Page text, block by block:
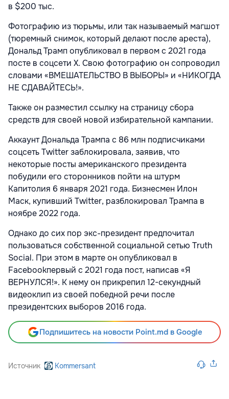
в $200 тыс.
Фотографию из тюрьмы, или так называемый магшот
(тюремный снимок, который делают после ареста),
Дональд Трамп опубликовал в первом с 2021 года
посте в соцсети X. Свою фотографию он сопроводил
словами «ВМЕШАТЕЛЬСТВО В ВЫБОРЫ» и «НИКОГДА
НЕ СДАВАЙТЕСЬ!».
Также он разместил ссылку на страницу сбора
средств для своей новой избирательной кампании.
Аккаунт Дональда Трампа с 86 млн подписчиками
соцсеть Twitter заблокировала, заявив, что
некоторые посты американского президента
побудили его сторонников пойти на штурм
Капитолия 6 января 2021 года. Бизнесмен Илон
Маск, купивший Twitter, разблокировал Трампа в
ноябре 2022 года.
Однако до сих пор экс-президент предпочитал
пользоваться собственной социальной сетью Truth
Social. При этом в марте он опубликовал в
Facebookпервый с 2021 года пост, написав «Я
ВЕРНУЛСЯ!». К нему он прикрепил 12-секундный
видеоклип из своей победной речи после
президентских выборов 2016 года.
Подпишитесь на новости Point.md в Google
Источник Kommersant